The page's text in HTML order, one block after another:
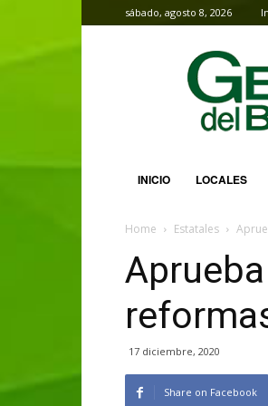
sábado, agosto 8, 2026
Gente
del
Balsas
INICIO LOCALES
Home Estatales
17 diciembre, 2020
Share on Facebook